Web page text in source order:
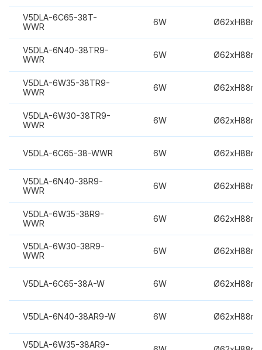
V5DLA-6C65-38T-
WWR
6W
V5DLA-6N40-38TR9-
WWR
6W
V5DLA-6W35-38TR9-
WWR
6W
V5DLA-6W30-38TR9-
WWR
6W
V5DLA-6C65-38-WWR 6W
V5DLA-6N40-38R9-
WWR
6W
V5DLA-6W35-38R9-
WWR
6W
V5DLA-6W30-38R9-
WWR
6W
V5DLA-6C65-38A-W 6W
V5DLA-6N40-38AR9-W 6W
V5DLA-6W35-38AR9-